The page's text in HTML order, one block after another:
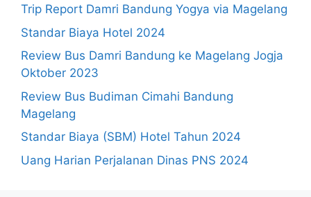
Trip Report Damri Bandung Yogya via Magelang
Standar Biaya Hotel 2024
Review Bus Damri Bandung ke Magelang Jogja
Oktober 2023
Review Bus Budiman Cimahi Bandung
Magelang
Standar Biaya (SBM) Hotel Tahun 2024
Uang Harian Perjalanan Dinas PNS 2024